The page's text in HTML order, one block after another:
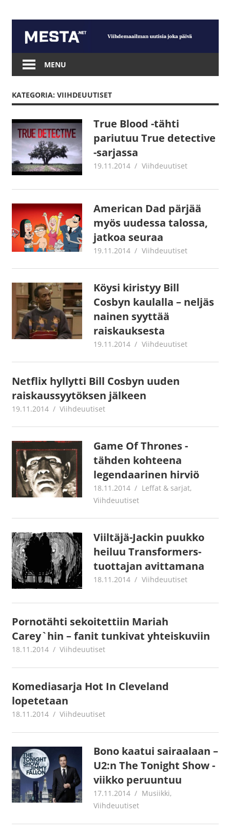
content
Mesta.net
MENU
KATEGORIA: VIIHDEUUTISET
True Blood -tähti
pariutuu True detective
-sarjassa
19.11.2014 mestanet
Viihdeuutiset
American Dad pärjää
myös uudessa talossa,
jatkoa seuraa
19.11.2014 mestanet
Viihdeuutiset
Köysi kiristyy Bill
Cosbyn kaulalla – neljäs
nainen syyttää
raiskauksesta
19.11.2014 mestanet
Viihdeuutiset
Netflix hyllytti Bill Cosbyn uuden
raiskaussyytöksen jälkeen
19.11.2014 mestanet
Viihdeuutiset
Game Of Thrones -
tähden kohteena
legendaarinen hirviö
18.11.2014 mestanet
Leffat & sarjat,
Viihdeuutiset
Viiltäjä-Jackin puukko
heiluu Transformers-
tuottajan avittamana
18.11.2014 mestanet
Viihdeuutiset
Pornotähti sekoitettiin Mariah
Carey`hin – fanit tunkivat yhteiskuviin
18.11.2014 mestanet
Viihdeuutiset
Komediasarja Hot In Cleveland
lopetetaan
18.11.2014 mestanet
Viihdeuutiset
Bono kaatui sairaalaan –
U2:n The Tonight Show -
viikko peruuntuu
17.11.2014 mestanet
Musiikki,
Viihdeuutiset